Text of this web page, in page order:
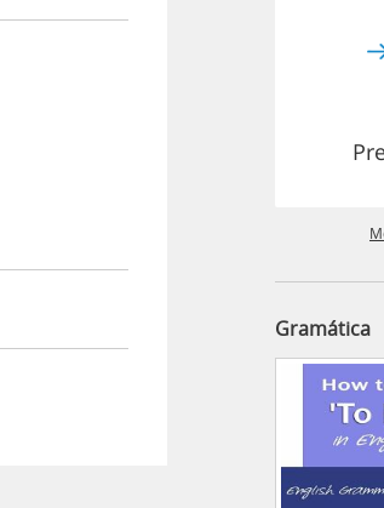
Gramática